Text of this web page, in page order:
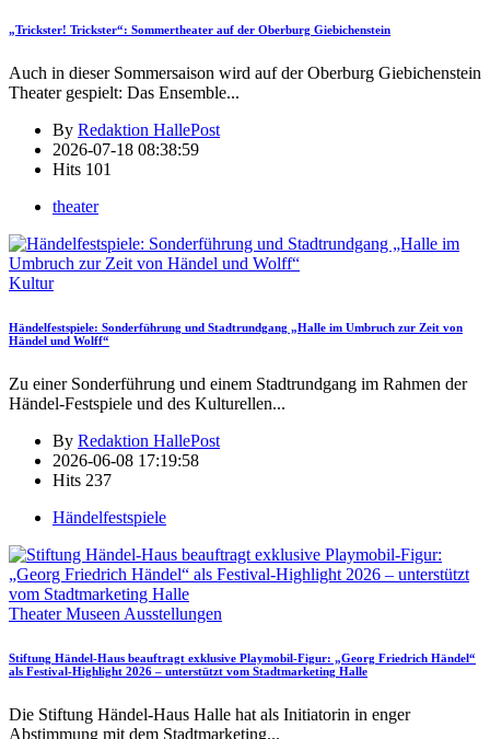
„Trickster! Trickster“: Sommertheater auf der Oberburg Giebichenstein
Auch in dieser Sommersaison wird auf der Oberburg Giebichenstein
Theater gespielt: Das Ensemble...
By Redaktion HallePost
2026-07-18 08:38:59
Hits 101
theater
Kultur
Händelfestspiele: Sonderführung und Stadtrundgang „Halle im Umbruch zur Zeit von
Händel und Wolff“
Zu einer Sonderführung und einem Stadtrundgang im Rahmen der
Händel-Festspiele und des Kulturellen...
By Redaktion HallePost
2026-06-08 17:19:58
Hits 237
Händelfestspiele
Theater Museen Ausstellungen
Stiftung Händel-Haus beauftragt exklusive Playmobil-Figur: „Georg Friedrich Händel“
als Festival-Highlight 2026 – unterstützt vom Stadtmarketing Halle
Die Stiftung Händel-Haus Halle hat als Initiatorin in enger
Abstimmung mit dem Stadtmarketing...